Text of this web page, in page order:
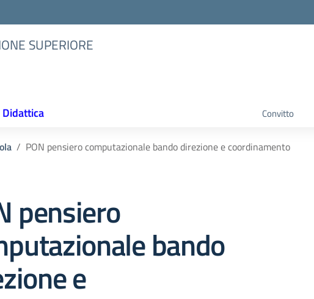
SUPERIORE
Didattica Convitto
PON pensiero computazionale bando direzione e coordinamento
pensiero
bando
e